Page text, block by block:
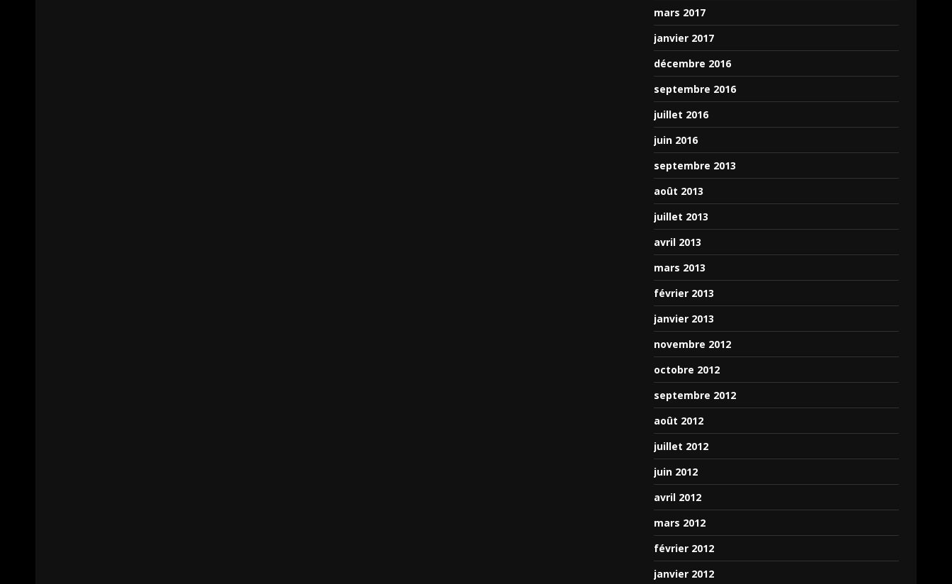
mars 2017
janvier 2017
décembre 2016
septembre 2016
juillet 2016
juin 2016
septembre 2013
août 2013
juillet 2013
avril 2013
mars 2013
février 2013
janvier 2013
novembre 2012
octobre 2012
septembre 2012
août 2012
juillet 2012
juin 2012
avril 2012
mars 2012
février 2012
janvier 2012